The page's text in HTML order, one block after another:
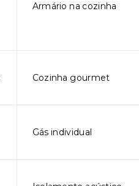
Armário na cozinha
Cozinha gourmet
Gás individual